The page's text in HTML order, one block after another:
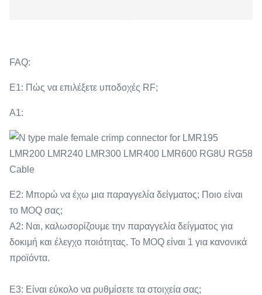
FAQ:
Ε1: Πώς να επιλέξετε υποδοχές RF;
Α1:
Ε2: Μπορώ να έχω μια παραγγελία δείγματος; Ποιο είναι
το MOQ σας;
A2: Ναι, καλωσορίζουμε την παραγγελία δείγματος για
δοκιμή και έλεγχο ποιότητας. Το MOQ είναι 1 για κανονικά
προϊόντα.
Ε3: Είναι εύκολο να ρυθμίσετε τα στοιχεία σας;